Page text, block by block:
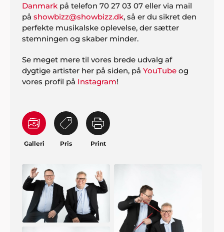
Danmark på telefon 70 27 03 07 eller via mail
på showbizz@showbizz.dk, så er du sikret den
perfekte musikalske oplevelse, der sætter
stemningen og skaber minder.
Se meget mere til vores brede udvalg af
dygtige artister her på siden, på YouTube og
vores profil på Instagram!
Galleri Pris Print